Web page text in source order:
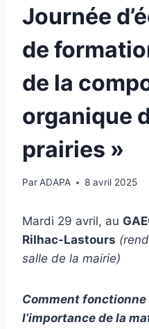
Journée
de
de la
organique
prairies »
ParADAPA 8 avril 2025
Mardi 29 avril, au
Rilhac-Lastours
salle de la mairie)
Comment fonctionne
l’importance de la